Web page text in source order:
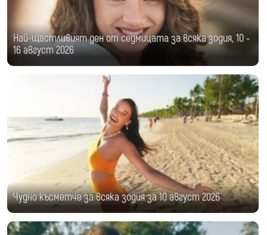
Най-щастливият ден от седмицата за всяка зодия, 10 -
16 август 2026
Чудно късметче за всяка зодия за 10 август 2026